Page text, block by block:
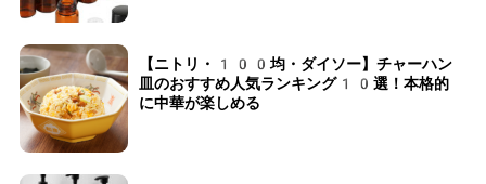
【ニトリ・100均・ダイソー】チャーハン
皿のおすすめ人気ランキング10選！本格的
に中華が楽しめる